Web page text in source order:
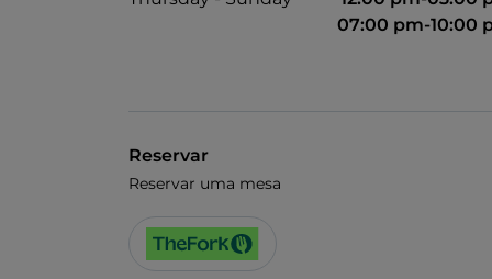
07:00 pm-10:00
Reservar
Reservar uma mesa